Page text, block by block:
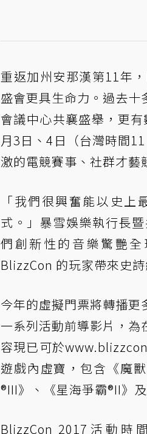
重返加州安那漢第11年
盛會更具生命力。過去
會議中心共襄盛舉，更
月3日、4日（台灣時間
激的電競賽事、社群才藝
「我們很興奮能以史
式。」暴雪娛樂執行長
們創新性的音樂驚艷
BlizzCon 的玩家帶來史詩
今年的虛擬門票將轉播
一系列活動前導影片，
容現已可於
遊戲內虛寶，包含《魔
®III》、《星海爭霸®II》
BlizzCon 2017活動